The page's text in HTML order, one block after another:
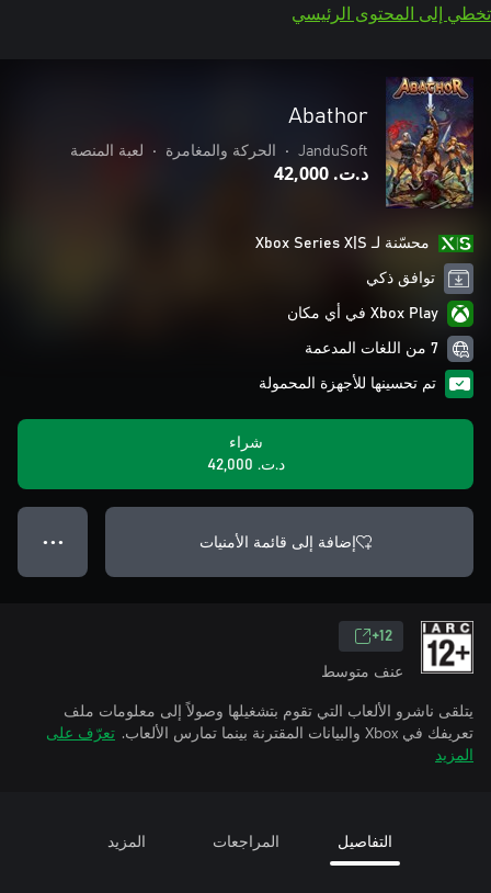
تخطي إلى المحتوى الرئيسي
Abathor
JanduSoft
• الحركة والمغامرة • لعبة المنصة
د.ت.‏ 42,000
محسّنة لـ Xbox Series X|S
توافق ذكي
Xbox Play في أي مكان
7 من اللغات المدعمة
تم تحسينها للأجهزة المحمولة
شراء
د.ت.‏ 42,000
إضافة إلى قائمة الأمنيات ● ● ●
12+
عنف متوسط
يتلقى ناشرو الألعاب التي تقوم بتشغيلها وصولاً إلى معلومات ملف
تعريفك في Xbox والبيانات المقترنة بينما تمارس الألعاب.
تعرّف على
المزيد
التفاصيل المراجعات المزيد